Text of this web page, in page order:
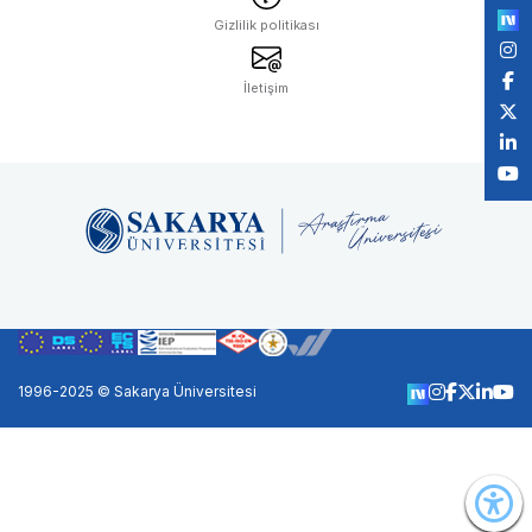
Gizlilik politikası
İletişim
1996-2025 © Sakarya Üniversitesi